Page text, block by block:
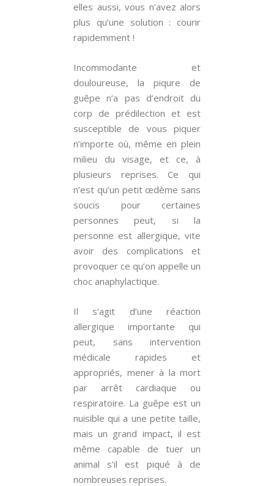
elles aussi, vous n’avez alors
plus qu’une solution : courir
rapidemment !
Incommodante et
douloureuse, la piqure de
guêpe n’a pas d’endroit du
corp de prédilection et est
susceptible de vous piquer
n’importe où, même en plein
milieu du visage, et ce, à
plusieurs reprises. Ce qui
n’est qu’un petit œdème sans
soucis pour certaines
personnes peut, si la
personne est allergique, vite
avoir des complications et
provoquer ce qu’on appelle un
choc anaphylactique.
Il s’agit d’une réaction
allergique importante qui
peut, sans intervention
médicale rapides et
appropriés, mener à la mort
par arrêt cardiaque ou
respiratoire. La guêpe est un
nuisible qui a une petite taille,
mais un grand impact, il est
même capable de tuer un
animal s’il est piqué à de
nombreuses reprises.